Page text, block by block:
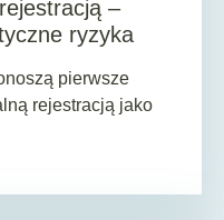
–
ryzyka
pierwsze
rejestracją jako